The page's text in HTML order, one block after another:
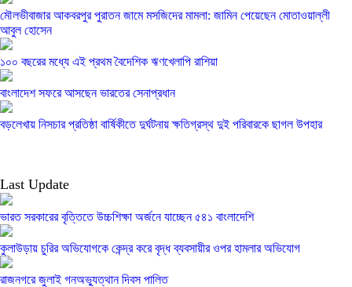
মৌলভীবাজার আকবরপুর পুরাতন জামে মসজিদের মামলা: জামিন পেয়েছেন মোতাওয়াল্লী
আবুল হোসেন
১০০ বছরের মধ্যে এই প্রথম বৈদেশিক ঋণখেলাপি রাশিয়া
বাংলাদেশ সফরে আসছেন ভারতের সেনাপ্রধান
বড়লেখায় নিসচার প্রতিষ্ঠা বার্ষিকীতে দুর্ঘটনায় ক্ষতিগ্রস্থ দুই পরিবারকে ছাগল উপহার
Last Update
ভারত সরকারের বৃত্তিতে উচ্চশিক্ষা অর্জনে যাচ্ছেন ৫৪১ বাংলাদেশি
কুলাউড়ায় চুরির অভিযোগকে কেন্দ্র করে বৃদ্ধ ব্যবসায়ীর ওপর হামলার অভিযোগ
রাজনগরে জুলাই গনঅভ্যুত্থান দিবস পালিত